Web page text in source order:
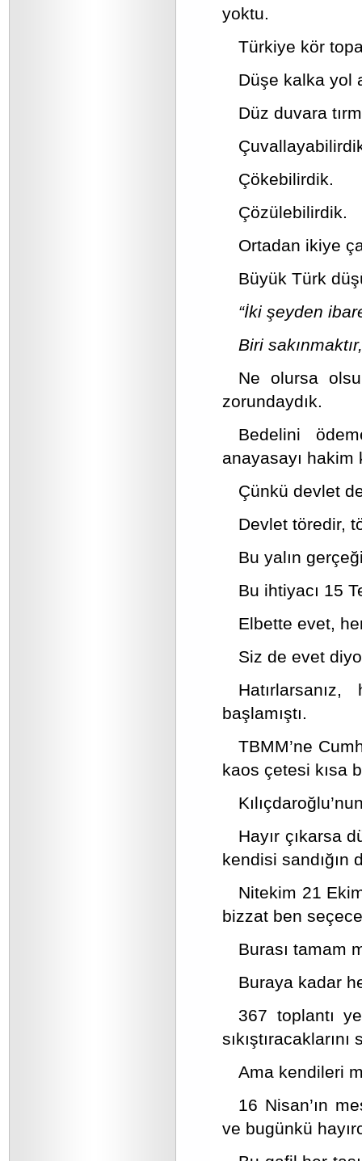
yoktu.
Türkiye kör
Düşe kalka yol
Düz duvara
Çökebilirdik.
Çözülebilirdik.
Ortadan ikiye
Büyük Türk
“İki şeyden
Biri
Ne olursa
zorundaydık.
Bedelini
anayasayı hakim
Çünkü devlet
Devlet töredir,
Bu yalın
Bu ihtiyacı 15
Elbette evet,
Siz de evet
başlamıştı.
TBMM’ne
kaos çetesi kısa
Hayır çıkarsa
kendisi
Nitekim 21
bizzat ben
Burası tamam
Buraya kadar
367 toplantı
sıkıştıracaklarını
Ama kendileri
16 Nisan’ın
ve bugünkü